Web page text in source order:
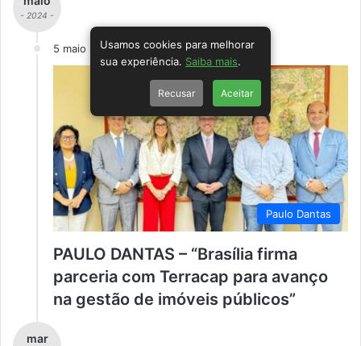
- 2024 -
5 maio
Paulo Dantas
PAULO DANTAS – “Brasília firma
parceria com Terracap para avanço
na gestão de imóveis públicos”
mar
Usamos cookies para melhorar
sua experiência. Saiba mais
Recusar Aceitar